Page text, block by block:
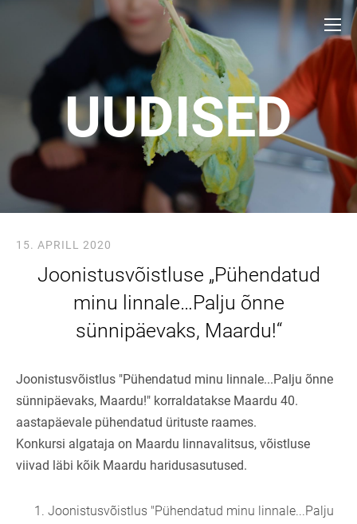
UUDISED
15. APRILL 2020
Joonistusvõistluse „Pühendatud
minu linnale…Palju õnne
sünnipäevaks, Maardu!“
Joonistusvõistlus "Pühendatud minu linnale...Palju õnne
sünnipäevaks, Maardu!" korraldatakse Maardu 40.
aastapäevale pühendatud ürituste raames.
Konkursi algataja on Maardu linnavalitsus, võistluse
viivad läbi kõik Maardu haridusasutused.
Joonistusvõistlus "Pühendatud minu linnale...Palju